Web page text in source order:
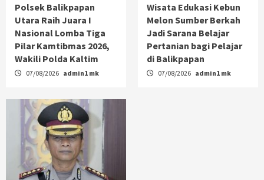
Polsek Balikpapan
Utara Raih Juara I
Nasional Lomba Tiga
Pilar Kamtibmas 2026,
Wakili Polda Kaltim
07/08/2026 admin1 mk
Wisata Edukasi Kebun
Melon Sumber Berkah
Jadi Sarana Belajar
Pertanian bagi Pelajar
di Balikpapan
07/08/2026 admin1 mk